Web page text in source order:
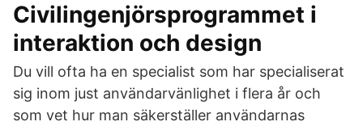
Civilingenjörsprogrammet i
interaktion och design
Du vill ofta ha en specialist som har specialiserat
sig inom just användarvänlighet i flera år och
som vet hur man säkerställer användarnas